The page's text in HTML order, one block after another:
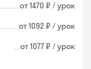
от 1470 ₽ / урок
от 1092 ₽ / урок
от 1077 ₽ / урок